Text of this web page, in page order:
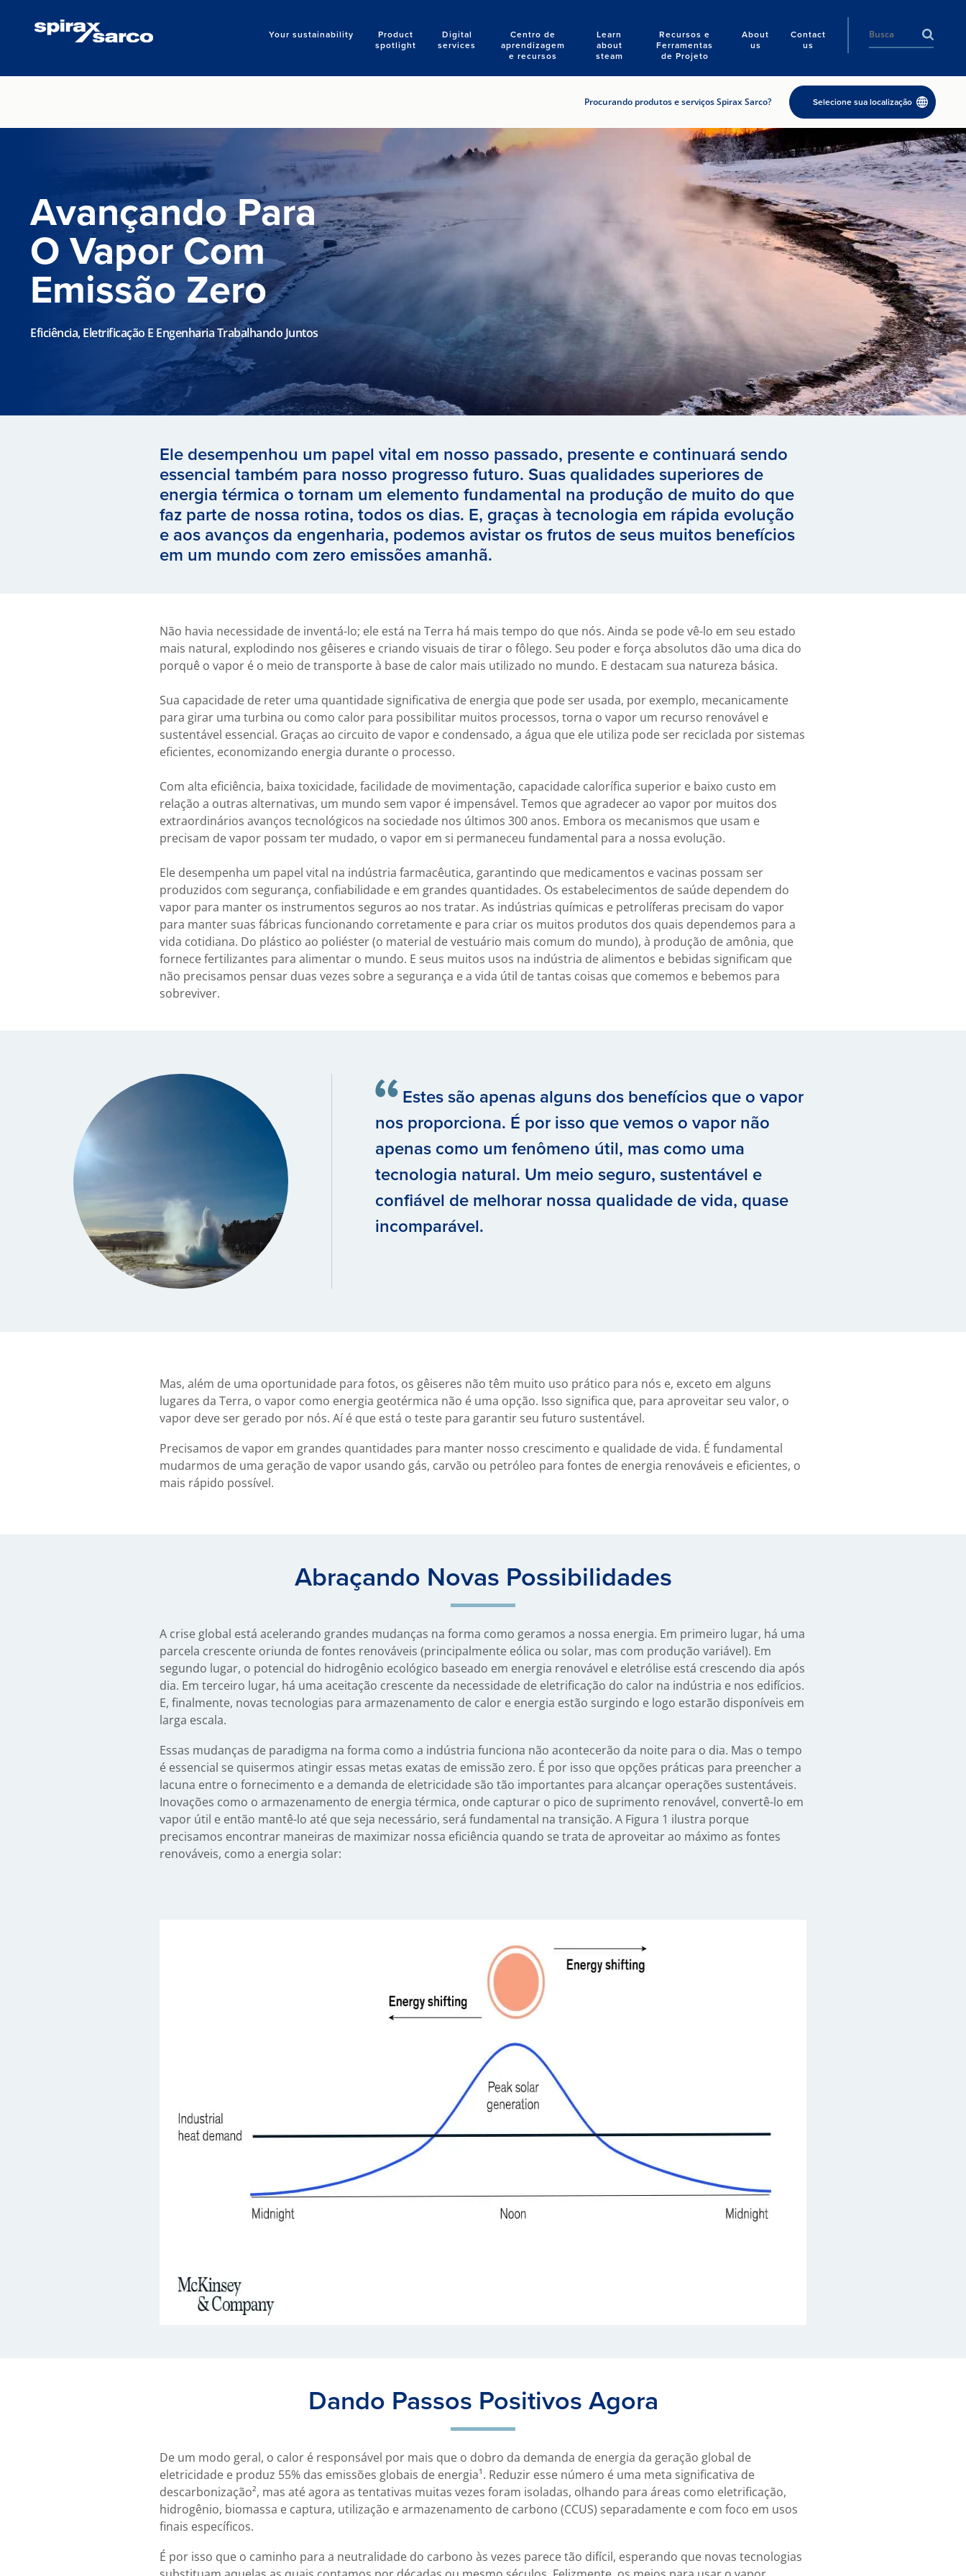
Your sustainability
Product
spotlight
Digital
services
Centro de
aprendizagem
e recursos
Learn
about
steam
Recursos e
Ferramentas
de Projeto
About
us
Contact
us
Search
Procurando produtos e serviços Spirax Sarco? Selecione sua localização
Avançando Para
O Vapor Com
Emissão Zero
Eficiência, Eletrificação E Engenharia Trabalhando Juntos
Ele desempenhou um papel vital em nosso passado, presente e continuará sendo
essencial também para nosso progresso futuro. Suas qualidades superiores de
energia térmica o tornam um elemento fundamental na produção de muito do que
faz parte de nossa rotina, todos os dias. E, graças à tecnologia em rápida evolução
e aos avanços da engenharia, podemos avistar os frutos de seus muitos benefícios
em um mundo com zero emissões amanhã.
Não havia necessidade de inventá-lo; ele está na Terra há mais tempo do que nós. Ainda se pode vê-lo em seu estado
mais natural, explodindo nos gêiseres e criando visuais de tirar o fôlego. Seu poder e força absolutos dão uma dica do
porquê o vapor é o meio de transporte à base de calor mais utilizado no mundo. E destacam sua natureza básica.
Sua capacidade de reter uma quantidade significativa de energia que pode ser usada, por exemplo, mecanicamente
para girar uma turbina ou como calor para possibilitar muitos processos, torna o vapor um recurso renovável e
sustentável essencial. Graças ao circuito de vapor e condensado, a água que ele utiliza pode ser reciclada por sistemas
eficientes, economizando energia durante o processo.
Com alta eficiência, baixa toxicidade, facilidade de movimentação, capacidade calorífica superior e baixo custo em
relação a outras alternativas, um mundo sem vapor é impensável. Temos que agradecer ao vapor por muitos dos
extraordinários avanços tecnológicos na sociedade nos últimos 300 anos. Embora os mecanismos que usam e
precisam de vapor possam ter mudado, o vapor em si permaneceu fundamental para a nossa evolução.
Ele desempenha um papel vital na indústria farmacêutica, garantindo que medicamentos e vacinas possam ser
produzidos com segurança, confiabilidade e em grandes quantidades. Os estabelecimentos de saúde dependem do
vapor para manter os instrumentos seguros ao nos tratar. As indústrias químicas e petrolíferas precisam do vapor
para manter suas fábricas funcionando corretamente e para criar os muitos produtos dos quais dependemos para a
vida cotidiana. Do plástico ao poliéster (o material de vestuário mais comum do mundo), à produção de amônia, que
fornece fertilizantes para alimentar o mundo. E seus muitos usos na indústria de alimentos e bebidas significam que
não precisamos pensar duas vezes sobre a segurança e a vida útil de tantas coisas que comemos e bebemos para
sobreviver.
Estes são apenas alguns dos benefícios que o vapor
nos proporciona. É por isso que vemos o vapor não
apenas como um fenômeno útil, mas como uma
tecnologia natural. Um meio seguro, sustentável e
confiável de melhorar nossa qualidade de vida, quase
incomparável.
Mas, além de uma oportunidade para fotos, os gêiseres não têm muito uso prático para nós e, exceto em alguns
lugares da Terra, o vapor como energia geotérmica não é uma opção. Isso significa que, para aproveitar seu valor, o
vapor deve ser gerado por nós. Aí é que está o teste para garantir seu futuro sustentável.
Precisamos de vapor em grandes quantidades para manter nosso crescimento e qualidade de vida. É fundamental
mudarmos de uma geração de vapor usando gás, carvão ou petróleo para fontes de energia renováveis e eficientes, o
mais rápido possível.
Abraçando Novas Possibilidades
A crise global está acelerando grandes mudanças na forma como geramos a nossa energia. Em primeiro lugar, há uma
parcela crescente oriunda de fontes renováveis (principalmente eólica ou solar, mas com produção variável). Em
segundo lugar, o potencial do hidrogênio ecológico baseado em energia renovável e eletrólise está crescendo dia após
dia. Em terceiro lugar, há uma aceitação crescente da necessidade de eletrificação do calor na indústria e nos edifícios.
E, finalmente, novas tecnologias para armazenamento de calor e energia estão surgindo e logo estarão disponíveis em
larga escala.
Essas mudanças de paradigma na forma como a indústria funciona não acontecerão da noite para o dia. Mas o tempo
é essencial se quisermos atingir essas metas exatas de emissão zero. É por isso que opções práticas para preencher a
lacuna entre o fornecimento e a demanda de eletricidade são tão importantes para alcançar operações sustentáveis.
Inovações como o armazenamento de energia térmica, onde capturar o pico de suprimento renovável, convertê-lo em
vapor útil e então mantê-lo até que seja necessário, será fundamental na transição. A Figura 1 ilustra porque
precisamos encontrar maneiras de maximizar nossa eficiência quando se trata de aproveitar ao máximo as fontes
renováveis, como a energia solar:
Dando Passos Positivos Agora
De um modo geral, o calor é responsável por mais que o dobro da demanda de energia da geração global de
eletricidade e produz 55% das emissões globais de energia¹. Reduzir esse número é uma meta significativa de
descarbonização², mas até agora as tentativas muitas vezes foram isoladas, olhando para áreas como eletrificação,
hidrogênio, biomassa e captura, utilização e armazenamento de carbono (CCUS) separadamente e com foco em usos
finais específicos.
É por isso que o caminho para a neutralidade do carbono às vezes parece tão difícil, esperando que novas tecnologias